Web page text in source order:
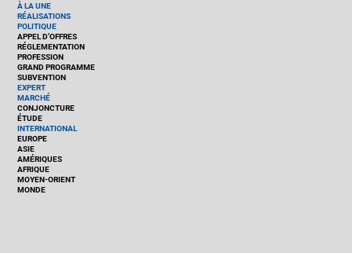
À LA UNE
RÉALISATIONS
POLITIQUE
APPEL D’OFFRES
RÉGLEMENTATION
PROFESSION
GRAND PROGRAMME
SUBVENTION
EXPERT
MARCHÉ
CONJONCTURE
ÉTUDE
INTERNATIONAL
EUROPE
ASIE
AMÉRIQUES
AFRIQUE
MOYEN-ORIENT
MONDE